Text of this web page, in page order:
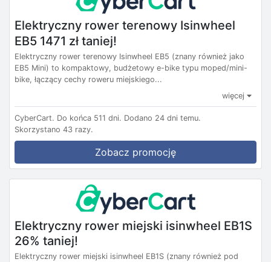
Elektryczny rower terenowy Isinwheel
EB5 1471 zł taniej!
Elektryczny rower terenowy Isinwheel EB5 (znany również jako
EB5 Mini) to kompaktowy, budżetowy e-bike typu moped/mini-
bike, łączący cechy roweru miejskiego...
więcej
CyberCart. Do końca 511 dni. Dodano 24 dni temu.
Skorzystano 43 razy.
Zobacz promocję
Elektryczny rower miejski isinwheel EB1S
26% taniej!
Elektryczny rower miejski isinwheel EB1S (znany również pod